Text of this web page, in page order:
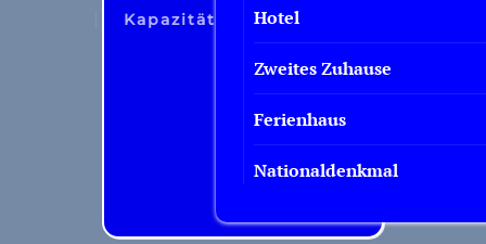
Kapazität Hotel
Zweites Zuhause
Ferienhaus
Nationaldenkmal